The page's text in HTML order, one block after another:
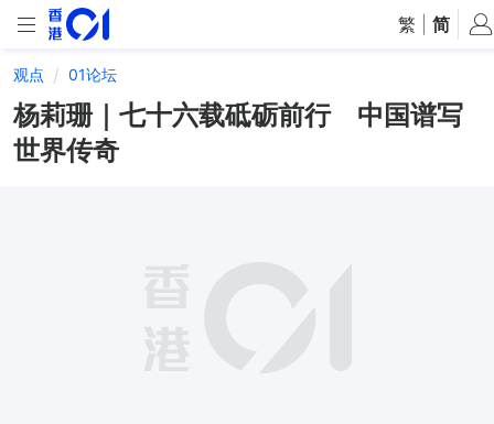
繁 简
观点 01论坛
杨莉珊｜七十六载砥砺前行 中国谱写
世界传奇